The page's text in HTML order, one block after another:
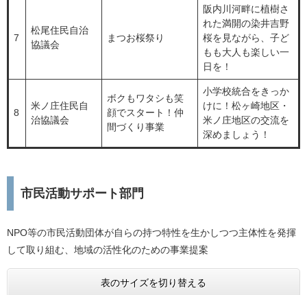
7
松尾住民自治
協議会
まつお桜祭り
阪内川河畔に植樹さ
れた満開の染井吉野
桜を見ながら、子ど
もも大人も楽しい一
日を！
8
米ノ庄住民自
治協議会
ボクもワタシも笑
顔でスタート！仲
間づくり事業
小学校統合をきっか
けに！松ヶ崎地区・
米ノ庄地区の交流を
深めましょう！
市民活動サポート部門
NPO等の市民活動団体が自らの持つ特性を生かしつつ主体性を発揮
して取り組む、地域の活性化のための事業提案
表のサイズを切り替える